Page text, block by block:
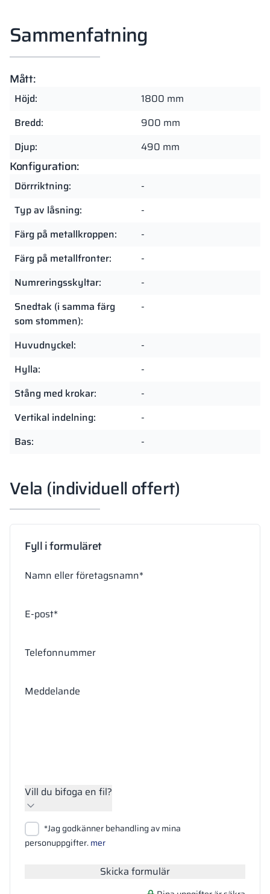
Sammenfatning
Mått:
Höjd:
1800 mm
Bredd:
900 mm
Djup:
490 mm
Konfiguration:
Dörrriktning:
-
Typ av låsning:
-
Färg på metallkroppen:
-
Färg på metallfronter:
-
Numreringsskyltar:
-
Snedtak (i samma färg
som stommen):
-
Huvudnyckel:
-
Hylla:
-
Stång med krokar:
-
Vertikal indelning:
-
Bas:
-
Vela (individuell offert)
Fyll i formuläret
Namn eller företagsnamn*
E-post*
Telefonnummer
Meddelande
Vill du bifoga en fil?
Bifoga filer
Sök
*Jag godkänner behandling av mina
personuppgifter.mer
Skicka formulär